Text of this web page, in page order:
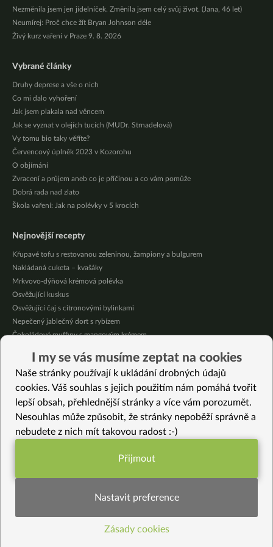
Nezměnila jsem jen jídelníček. Změnila jsem celý svůj život. (Jana, 46 let)
Neumírej: Proč chce žít Bryan Johnson déle
Živý kurz vaření v Praze 9. 8. 2026
Vybrané články
Druhy deprese a vše o nich
Co mi dalo vyhoření
Jak jsem plakala nad věncem
Jak se vyznat v olejích tucích (MUDr. Strnadelová)
Vy tomu bio taky věříte?
Červencový úplněk 2023 v Kozorohu
O objímání
Zvracení a průjem aneb co je příčinou a co vám pomůže
Dobrá rada nad zlato
Škola vaření: Jak na polévky v 5 krocích
Nejnovější recepty
Křupavé tofu s restovanou zeleninou, žampiony a bulgurem
Nakládaná cuketa – kvašáky
Mrkvovo-dýňová krémová polévka
Osvěžující kuskus
Osvěžující čaj s citronovými bylinkami
Nepečený jablečný dort s rybízem
Čokoládové muffiny s mangovým krémem
Krémová zeleninová polévka s koprem a vločkami
Celozrnná rýže basmati se zeleninou
Vybrané recepty
Slaný koláč na pánvi
Knedlík z rýže, jahel a vloček
Hlíva s omáčkou z kaparů a růžového pepře
Mangoldové pesto se slunečnicovým semínkem
I my se vás musíme zeptat na cookies
Naše stránky používají k ukládání drobných údajů
cookies. Váš souhlas s jejich použitím nám pomáhá tvořit
lepší obsah, přehlednější stránky a více vám porozumět.
Nesouhlas může způsobit, že stránky nepoběží správně a
nebudete z nich mít takovou radost :-)
Funkční nastavení potřebujeme (vždy
Statistiky pro lepší obsah
Přijmout
Nastavit preference
Zásady cookies